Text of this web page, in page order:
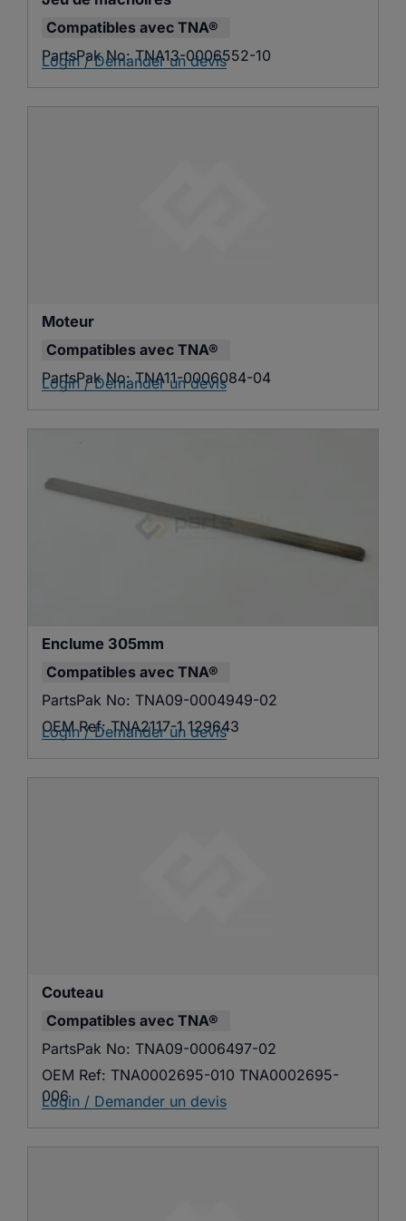
Compatibles avec TNA®
PartsPak No:TNA13-0006552-10
Login / Demander un devis
Moteur
Compatibles avec TNA®
PartsPak No:TNA11-0006084-04
Login / Demander un devis
Enclume 305mm
Compatibles avec TNA®
PartsPak No: TNA09-0004949-02
OEM Ref: TNA2117-1 129643
Login / Demander un devis
Couteau
Compatibles avec TNA®
PartsPak No: TNA09-0006497-02
OEM Ref: TNA0002695-010 TNA0002695-
006
Login / Demander un devis